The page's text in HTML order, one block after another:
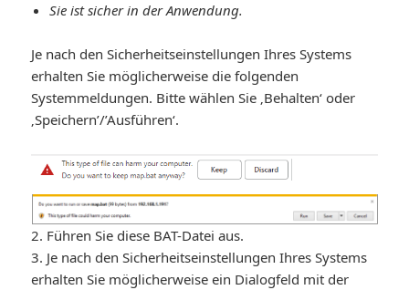
Sie ist sicher in der Anwendung.
Je nach den Sicherheitseinstellungen Ihres Systems
erhalten Sie möglicherweise die folgenden
Systemmeldungen. Bitte wählen Sie ‚Behalten‘ oder
‚Speichern’/’Ausführen‘.
2. Führen Sie diese BAT-Datei aus.
3. Je nach den Sicherheitseinstellungen Ihres Systems
erhalten Sie möglicherweise ein Dialogfeld mit der